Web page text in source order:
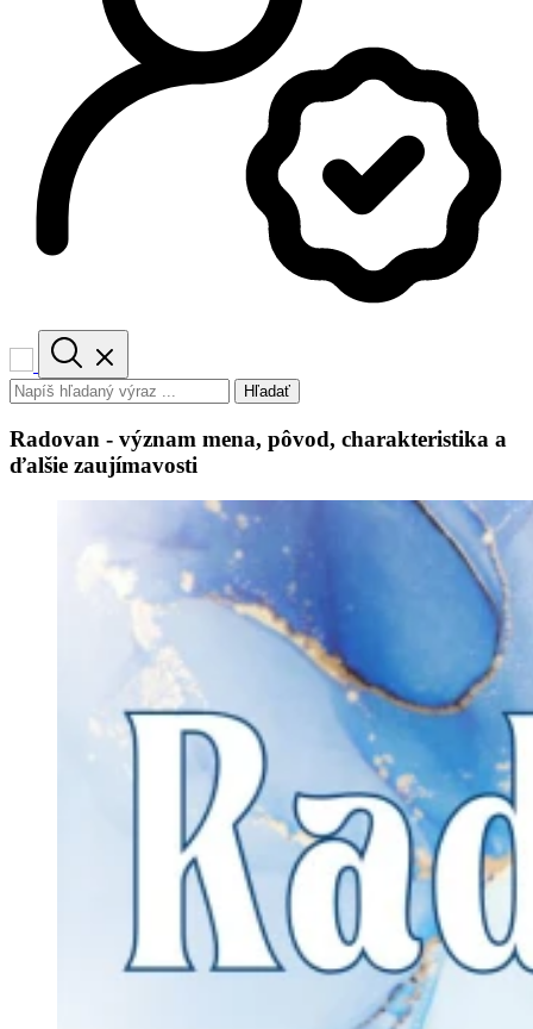
Hľadať
Radovan - význam mena, pôvod, charakteristika a
ďalšie zaujímavosti